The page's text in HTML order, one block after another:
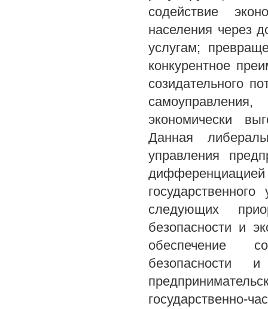
содействие
населения через
услугам;
конкурентное
созидательного
экономически
Данная
управления
следующих
безопасности и
обеспечение
безопасности
государственно-